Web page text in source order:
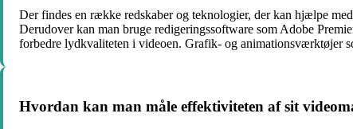
Der findes en række redskaber og teknologier, der kan hjælpe
Derudover kan man bruge redigeringssoftware som Adobe
forbedre lydkvaliteten i videoen. Grafik- og animationsværktøjer
Hvordan kan man måle effektiviteten af sit